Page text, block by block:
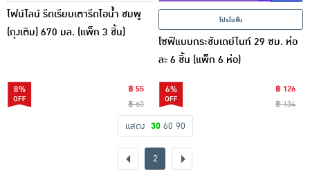
ไฟน์ไลน์ รีดเรียบเตารีดไอน้ำ ชมพู
(ถุงเติม) 670 มล. (แพ็ก 3 ชิ้น)
8%
฿ 55
฿ 60
โปรโมชั่น
โซฟีแบบกระชับเดย์ไนท์ 29 ซม. ห่อ
ละ 6 ชิ้น (แพ็ก 6 ห่อ)
6%
฿ 126
฿ 134
แสดง 30 60 90
2